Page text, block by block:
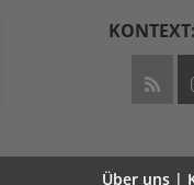
Über uns |